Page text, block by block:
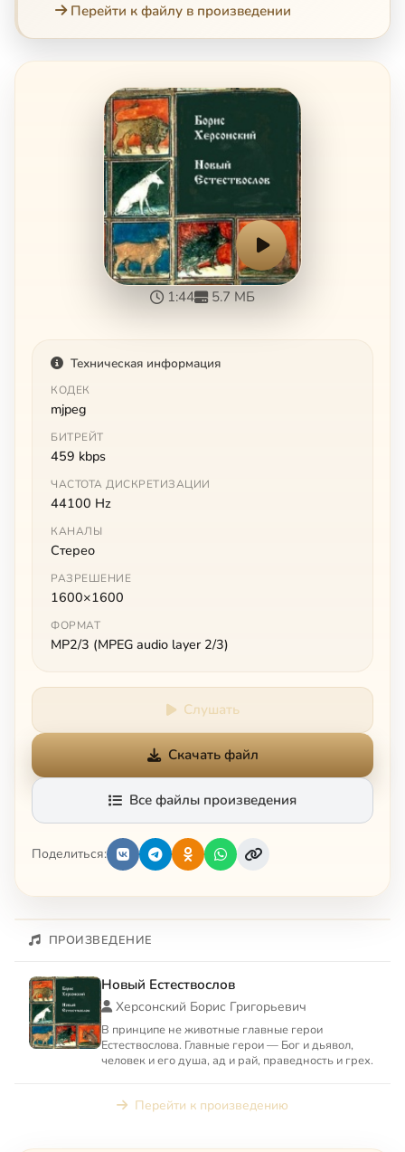
Перейти к файлу в произведении
1:44 5.7 МБ
Техническая информация
КОДЕК
mjpeg
БИТРЕЙТ
459 kbps
ЧАСТОТА ДИСКРЕТИЗАЦИИ
44100 Hz
КАНАЛЫ
Стерео
РАЗРЕШЕНИЕ
1600×1600
ФОРМАТ
MP2/3 (MPEG audio layer 2/3)
Слушать
Скачать файл
Все файлы произведения
Поделиться:
ПРОИЗВЕДЕНИЕ
Новый Естествослов
Херсонский Борис Григорьевич
В принципе не животные главные герои
Естествослова. Главные герои — Бог и дьявол,
человек и его душа, ад и рай, праведность и грех.
Перейти к произведению